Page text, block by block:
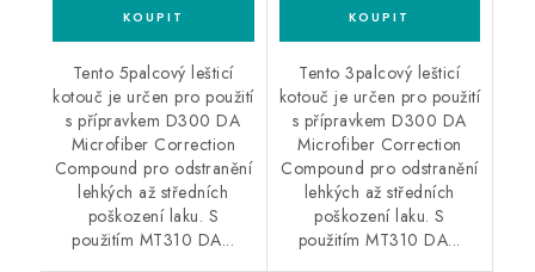
Tento 5palcový lešticí
kotouč je určen pro použití
s přípravkem D300 DA
Microfiber Correction
Compound pro odstranění
lehkých až středních
poškození laku. S
použitím MT310 DA...
Tento 3palcový lešticí
kotouč je určen pro použití
s přípravkem D300 DA
Microfiber Correction
Compound pro odstranění
lehkých až středních
poškození laku. S
použitím MT310 DA...